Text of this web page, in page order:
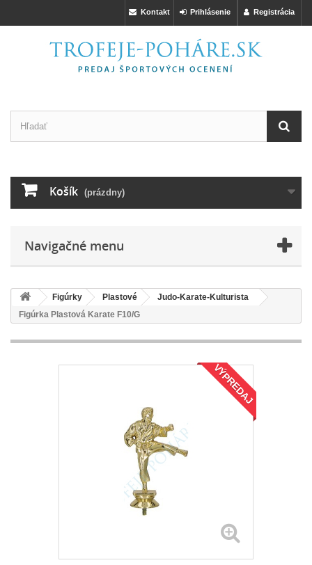
Registrácia
Prihlásenie
Kontakt
Košík (prázdny)
Navigačné menu
Figúrky Plastové
Judo-Karate-Kulturista
Figúrka Plastová Karate F10/G
VÝPREDAJ